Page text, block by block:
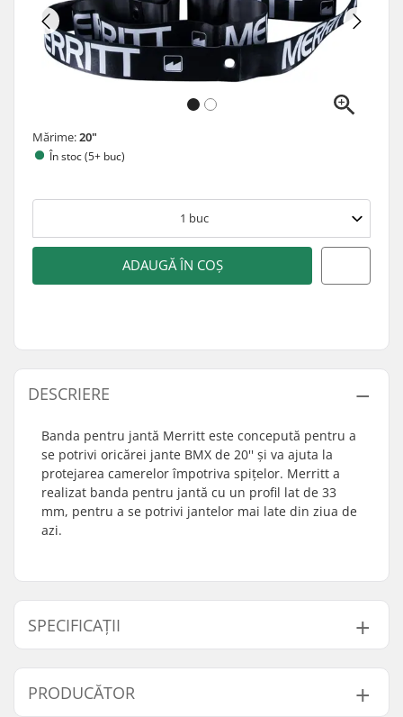
Mărime:20"
În stoc (5+ buc)
1 buc
ADAUGĂ ÎN COȘ
DESCRIERE
Banda pentru jantă Merritt este concepută pentru a
se potrivi oricărei jante BMX de 20'' și va ajuta la
protejarea camerelor împotriva spițelor. Merritt a
realizat banda pentru jantă cu un profil lat de 33
mm, pentru a se potrivi jantelor mai late din ziua de
azi.
SPECIFICAȚII
Diametru roată:
20"
Bucăți per pachet:
PRODUCĂTOR